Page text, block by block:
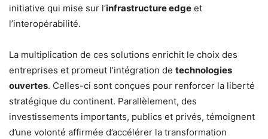
initiative qui mise sur l’infrastructure edge et
l’interopérabilité.
La multiplication de ces solutions enrichit le choix des
entreprises et promeut l’intégration de technologies
ouvertes. Celles-ci sont conçues pour renforcer la liberté
stratégique du continent. Parallèlement, des
investissements importants, publics et privés, témoignent
d’une volonté affirmée d’accélérer la transformation